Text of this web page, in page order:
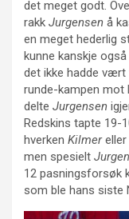
det meget godt.
rakk Jurgensen å
en meget hederlig
kunne kanskje
det ikke hadde
runde-kampen mot
delte Jurgensen
Redskins tapte 19-
hverken Kilmereller
men spesielt
12 pasningsforsøk
som ble hans siste